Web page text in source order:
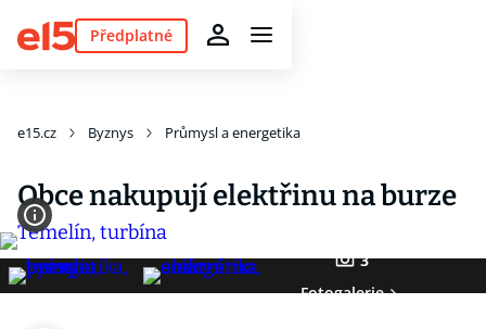
Předplatné
e15.cz Byznys Průmysl a energetika
Obce nakupují elektřinu na burze
3
Fotogalerie